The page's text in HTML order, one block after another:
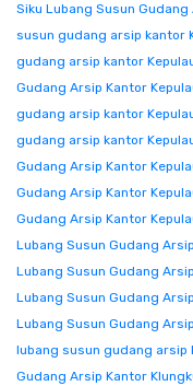
Siku Lubang Susun
susun gudang arsip kantor
gudang arsip kantor
Gudang Arsip Kantor
gudang arsip kantor
gudang arsip kantor
Gudang Arsip Kantor
Gudang Arsip Kantor
Gudang Arsip Kantor
Lubang Susun Gudang
Lubang Susun Gudang
Lubang Susun Gudang
Lubang Susun Gudang
lubang susun gudang arsip
Gudang Arsip Kantor